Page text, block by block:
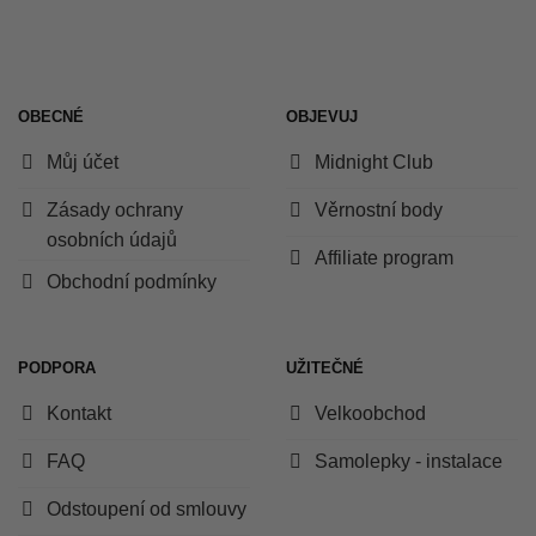
OBECNÉ
Můj účet
Zásady ochrany
osobních údajů
Obchodní podmínky
OBJEVUJ
Midnight Club
Věrnostní body
Affiliate program
PODPORA
Kontakt
FAQ
Odstoupení od smlouvy
UŽITEČNÉ
Velkoobchod
Samolepky - instalace